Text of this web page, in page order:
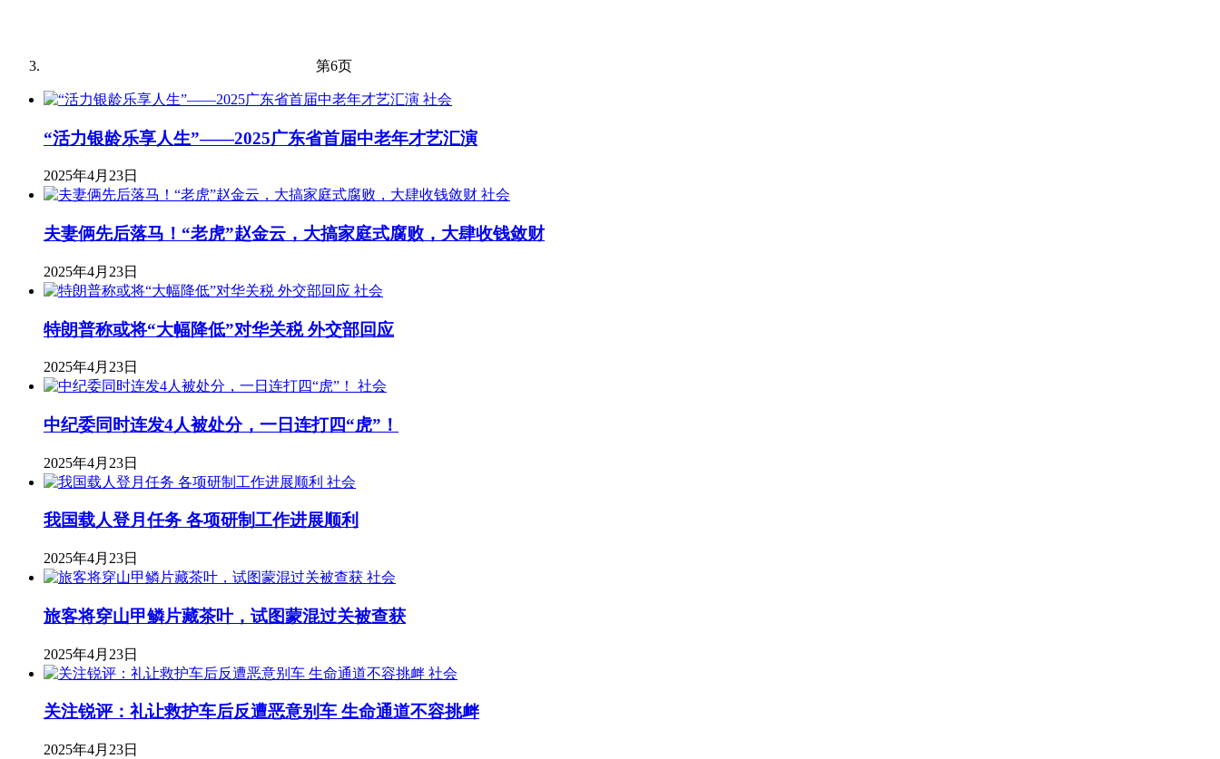
第6页
社会
“活力银龄乐享人生”——2025广东省首届中老年才艺汇演
2025年4月23日
社会
夫妻俩先后落马！“老虎”赵金云，大搞家庭式腐败，大肆收钱敛财
2025年4月23日
社会
特朗普称或将“大幅降低”对华关税 外交部回应
2025年4月23日
社会
中纪委同时连发4人被处分，一日连打四“虎”！
2025年4月23日
社会
我国载人登月任务 各项研制工作进展顺利
2025年4月23日
社会
旅客将穿山甲鳞片藏茶叶，试图蒙混过关被查获
2025年4月23日
社会
关注锐评：礼让救护车后反遭恶意别车 生命通道不容挑衅
2025年4月23日